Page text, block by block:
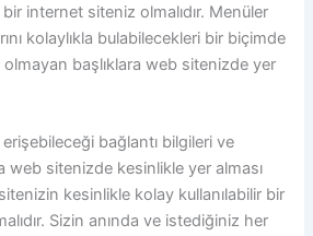
internet siteniz olmalıdır. Menüler
kolaylıkla bulabilecekleri bir biçimde
olmayan başlıklara web sitenizde yer
bağlantı bilgileri ve
web sitenizde kesinlikle yer alması
kesinlikle kolay kullanılabilir bir
Sizin anında ve istediğiniz her